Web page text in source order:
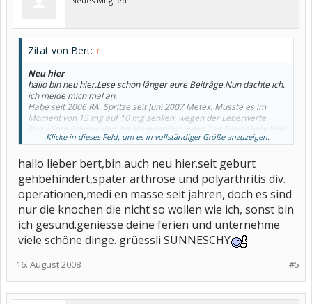
Zitat von Bert: ↑
Neu hier
hallo bin neu hier.Lese schon länger eure Beiträge.Nun dachte ich,
ich melde mich mal an.
Habe seit 2006 RA. Spritze seit Juni 2007 Metex. Musste es im
Moment von 15 mg auf 10 mg senken, wegen der Leberwerte.
Dazu 5mg Prednisolon. Im Moment fast jeden Tag Tramabeta long
100. Aber habe bald Urlaub und hoffe es wird dann besser.
Klicke in dieses Feld, um es in vollständiger Größe anzuzeigen.
hallo lieber bert,bin auch neu hier.seit geburt
gehbehindert,später arthrose und polyarthritis div.
operationen,medi en masse seit jahren, doch es sind
nur die knochen die nicht so wollen wie ich, sonst bin
ich gesund.geniesse deine ferien und unternehme
viele schöne dinge. grüessli SUNNESCHY
#5
16. August 2008